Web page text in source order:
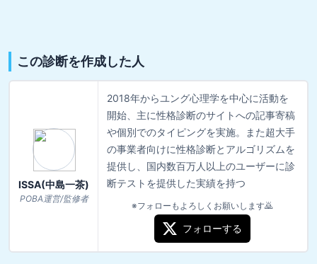
この診断を作成した人
ISSA(中島一茶)
POBA運営/監修者
2018年からユング心理学を中心に活動を
開始、主に性格診断のサイトへの記事寄稿
や個別でのタイピングを実施。また超大手
の事業者向けに性格診断とアルゴリズムを
提供し、国内数百万人以上のユーザーに診
断テストを提供した実績を持つ
※フォローもよろしくお願いします🙇
フォローする